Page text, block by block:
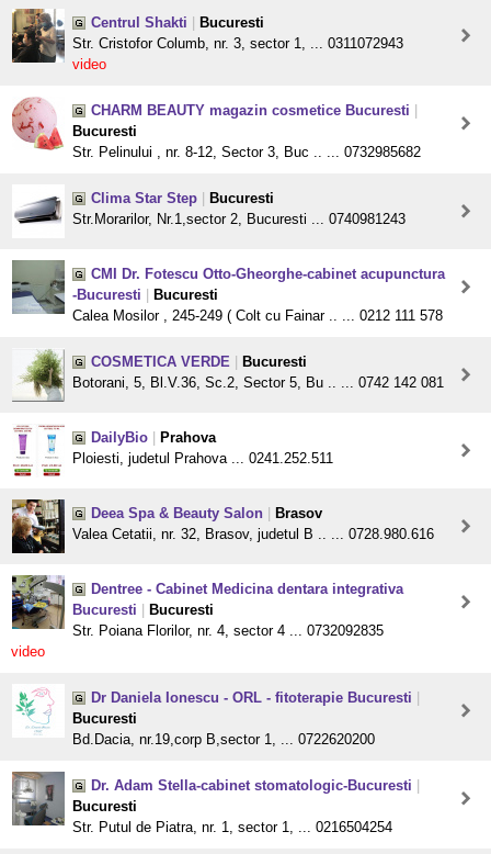
Centrul Shakti
Bucuresti
Str. Cristofor Columb, nr. 3, sector 1, ... 0311072943
video
CHARM BEAUTY magazin cosmetice Bucuresti
Bucuresti
Str. Pelinului , nr. 8-12, Sector 3, Buc .. ... 0732985682
Clima Star Step
Bucuresti
Str.Morarilor, Nr.1,sector 2, Bucuresti ... 0740981243
CMI Dr. Fotescu Otto-Gheorghe-cabinet acupunctura
-Bucuresti
Bucuresti
Calea Mosilor , 245-249 ( Colt cu Fainar .. ... 0212 111 578
COSMETICA VERDE
Bucuresti
Botorani, 5, Bl.V.36, Sc.2, Sector 5, Bu .. ... 0742 142 081
DailyBio
Prahova
Ploiesti, judetul Prahova ... 0241.252.511
Deea Spa & Beauty Salon
Brasov
Valea Cetatii, nr. 32, Brasov, judetul B .. ... 0728.980.616
Dentree - Cabinet Medicina dentara integrativa
Bucuresti
Bucuresti
Str. Poiana Florilor, nr. 4, sector 4 ... 0732092835
video
Dr Daniela Ionescu - ORL - fitoterapie Bucuresti
Bucuresti
Bd.Dacia, nr.19,corp B,sector 1, ... 0722620200
Dr. Adam Stella-cabinet stomatologic-Bucuresti
Bucuresti
Str. Putul de Piatra, nr. 1, sector 1, ... 0216504254